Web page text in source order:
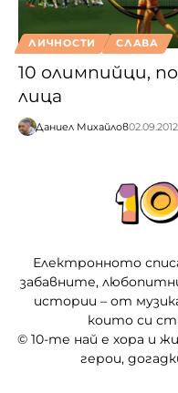
ЛИЧНОСТИ СЛАВА
10 олимпийци,
лица
Даниел Михайлов02.09.2012
Електронното
забавните,
истории – от
които си
© 10-те най е хора и
герои,